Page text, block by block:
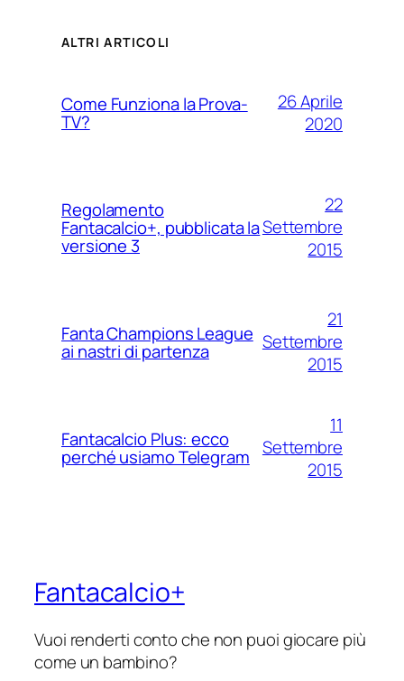
ALTRI ARTICOLI
Come Funziona la Prova-
TV?
26 Aprile
2020
Regolamento
Fantacalcio+, pubblicata la
versione 3
22
Settembre
2015
Fanta Champions League
ai nastri di partenza
21
Settembre
2015
Fantacalcio Plus: ecco
perché usiamo Telegram
11
Settembre
2015
Fantacalcio+
Vuoi renderti conto che non puoi giocare più
come un bambino?